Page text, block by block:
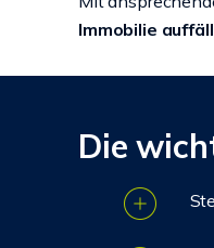
Immobilie
Die